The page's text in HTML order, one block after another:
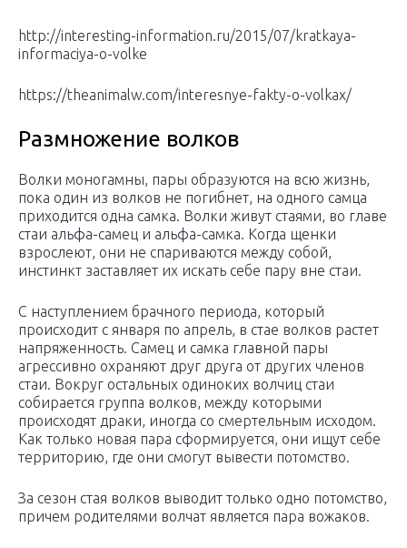
http://interesting-information.ru/2015/07/kratkaya-
informaciya-o-volke
https://theanimalw.com/interesnye-fakty-o-volkax/
Размножение волков
Волки моногамны, пары образуются на всю жизнь,
пока один из волков не погибнет, на одного самца
приходится одна самка. Волки живут стаями, во главе
стаи альфа-самец и альфа-самка. Когда щенки
взрослеют, они не спариваются между собой,
инстинкт заставляет их искать себе пару вне стаи.
С наступлением брачного периода, который
происходит с января по апрель, в стае волков растет
напряженность. Самец и самка главной пары
агрессивно охраняют друг друга от других членов
стаи. Вокруг остальных одиноких волчиц стаи
собирается группа волков, между которыми
происходят драки, иногда со смертельным исходом.
Как только новая пара сформируется, они ищут себе
территорию, где они смогут вывести потомство.
За сезон стая волков выводит только одно потомство,
причем родителями волчат является пара вожаков.